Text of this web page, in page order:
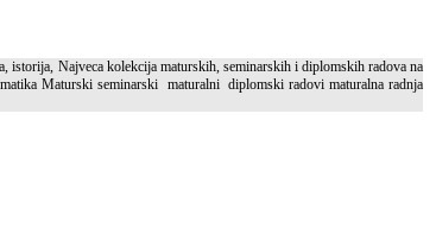
istorija, Najveca kolekcija maturskih, seminarskih i diplomskih radova na
Maturski seminarski maturalni diplomski radovi maturalna radnja